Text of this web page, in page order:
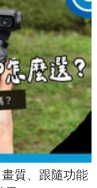
質、跟隨功能